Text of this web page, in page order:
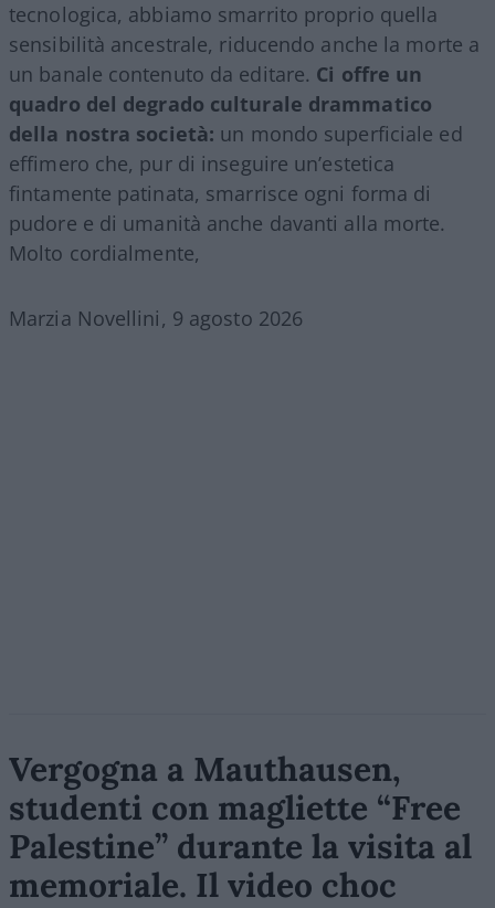
tecnologica, abbiamo smarrito proprio quella
sensibilità ancestrale, riducendo anche la morte a
un banale contenuto da editare. Ci offre un
quadro del degrado culturale drammatico
della nostra società: un mondo superficiale ed
effimero che, pur di inseguire un’estetica
fintamente patinata, smarrisce ogni forma di
pudore e di umanità anche davanti alla morte.
Molto cordialmente,
Marzia Novellini, 9 agosto 2026
Vergogna a Mauthausen,
studenti con magliette “Free
Palestine” durante la visita al
memoriale. Il video choc